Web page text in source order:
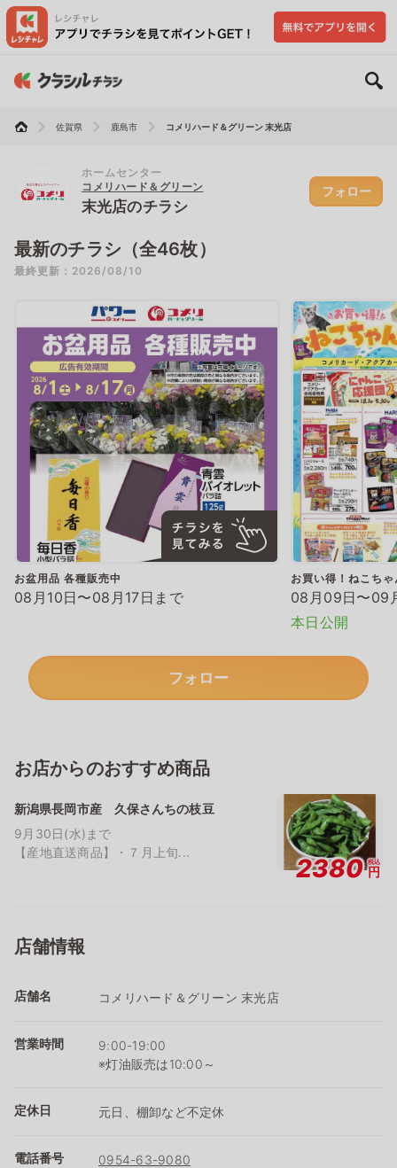
佐賀県 鹿島市 コメリハード＆グリーン 末光店
ホームセンター
コメリハード＆グリーン
末光店のチラシ
フォロー
最新のチラシ（全46枚）
最終更新：2026/08/10
お盆用品 各種販売中
08月10日〜08月17日まで
お買い得！ねこち
08月09日〜09
本日公開
フォロー
お店からのおすすめ商品
新潟県長岡市産 久保さんちの枝豆
9月30日(水)まで
【産地直送商品】・７月上旬...
2380 税込
円
店舗情報
店舗名 コメリハード＆グリーン 末光店
営業時間
9:00-19:00
※灯油販売は10:00～
定休日 元日、棚卸など不定休
電話番号 0954-63-9080